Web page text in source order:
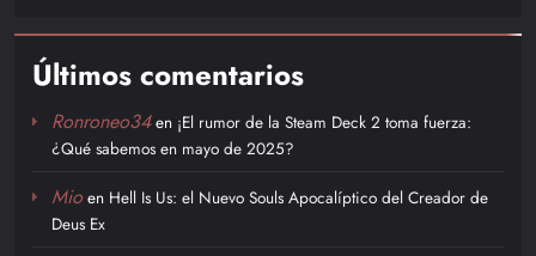
Últimos comentarios
Ronroneo34en ¡El rumor de la Steam Deck 2 toma fuerza:
¿Qué sabemos en mayo de 2025?
Mioen Hell Is Us: el Nuevo Souls Apocalíptico del Creador de
Deus Ex